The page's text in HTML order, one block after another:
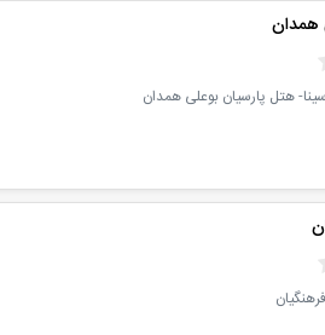
همدان
هتل پارسیان بوعلی همدان